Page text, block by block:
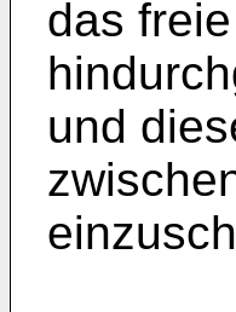
das
und